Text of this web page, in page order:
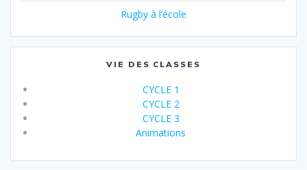
Rugby à l’école
VIE DES CLASSES
CYCLE 1
CYCLE 2
CYCLE 3
Animations